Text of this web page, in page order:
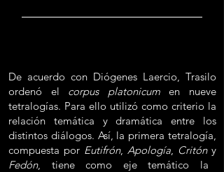
De acuerdo con Diógenes Laercio, Trasilo
ordenó el corpus platonicumen nueve
tetralogías. Para ello utilizó como criterio la
relación temática y dramática entre los
distintos diálogos. Así, la primera tetralogía,
compuesta por Eutifrón, Apología, Critón y
Fedón, tiene como eje temático la